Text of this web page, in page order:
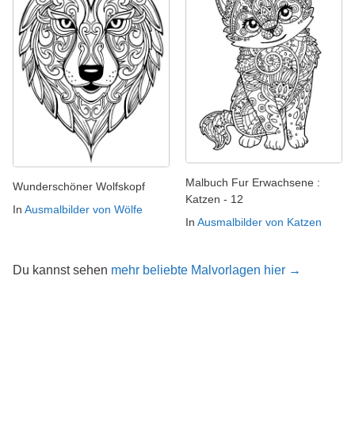
Wunderschöner Wolfskopf
In Ausmalbilder von Wölfe
Malbuch Fur Erwachsene :
Katzen - 12
In Ausmalbilder von Katzen
Du kannst sehen mehr beliebte Malvorlagen hier →